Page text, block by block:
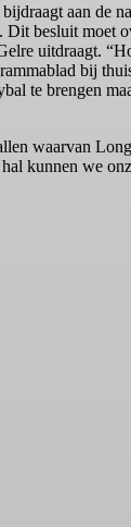
aan de
besluit moet
uitdraagt.
bij
te brengen
waarvan
kunnen we